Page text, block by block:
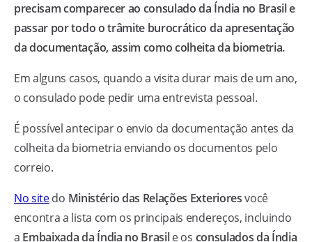
precisam comparecer ao consuladoda Índia no Brasil e
passar por todo o trâmite burocrático da apresentação
da documentação, assim como colheita da biometria.
Em alguns casos, quando a visita durar mais de um ano,
o consulado pode pedir uma entrevista pessoal.
É possível antecipar o envio da documentação antes da
colheita da biometria enviando os documentos pelo
correio.
No sitedo Ministério das Relações Exterioresvocê
encontra a lista com os principais endereços, incluindo
a Embaixada da Índia no Brasile os consulados da Índia